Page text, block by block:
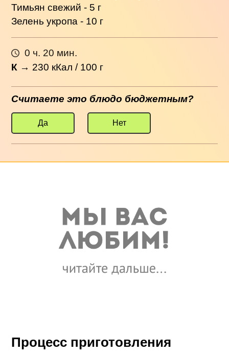
Тимьян свежий - 5 г
Зелень укропа - 10 г
0 ч. 20 мин.
К → 230 кКал / 100 г
Считаете это блюдо бюджетным?
Да Нет
Процесс приготовления